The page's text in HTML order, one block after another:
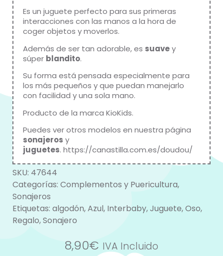
Es un juguete perfecto para sus primeras
interacciones con las manos a la hora de
coger objetos y moverlos.
Además de ser tan adorable, es suavey
súper blandito.
Su forma está pensada especialmente para
los más pequeños y que puedan manejarlo
con facilidad y una sola mano.
Producto de la marca KioKids.
Puedes ver otros modelos en nuestra página
sonajeros y
juguetes. https://canastilla.com.es/doudou/
SKU: 47644
Categorías: Complementos y Puericultura,
Sonajeros
Etiquetas: algodón,Azul, Interbaby,Juguete,Oso,
Regalo,Sonajero
8,90€ IVA Incluido